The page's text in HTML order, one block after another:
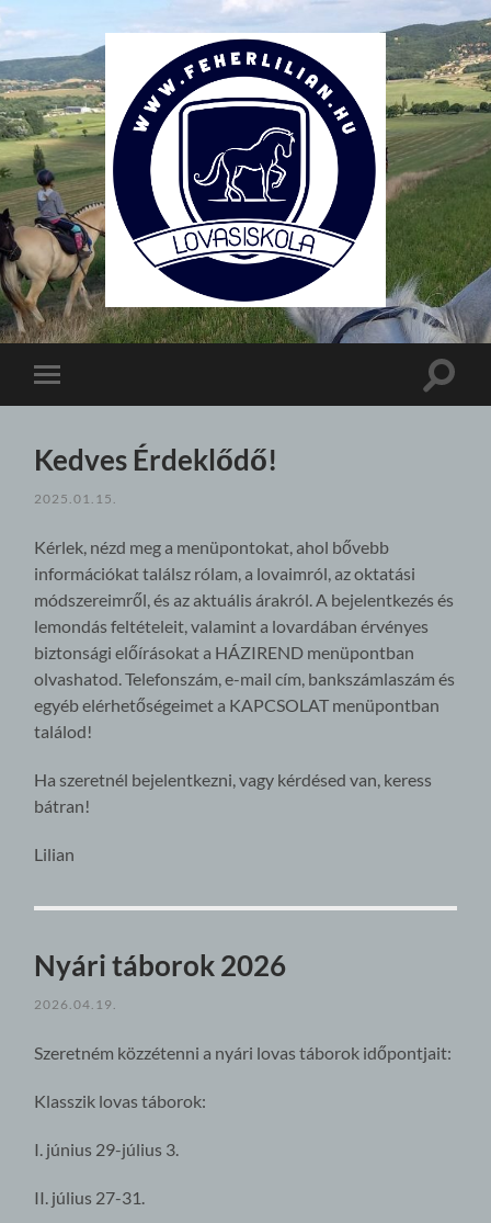
Lovasiskola
Toggle
mobile
Toggle
Kedves Érdeklődő!
2025.01.15.
Kérlek, nézd meg a menüpontokat, ahol bővebb
információkat találsz rólam, a lovaimról, az oktatási
módszereimről, és az aktuális árakról. A bejelentkezés és
lemondás feltételeit, valamint a lovardában érvényes
biztonsági előírásokat a HÁZIREND menüpontban
olvashatod. Telefonszám, e-mail cím, bankszámlaszám és
egyéb elérhetőségeimet a KAPCSOLAT menüpontban
találod!
Ha szeretnél bejelentkezni, vagy kérdésed van, keress
bátran!
Lilian
Nyári táborok 2026
2026.04.19.
Szeretném közzétenni a nyári lovas táborok időpontjait:
Klasszik lovas táborok:
I. június 29-július 3.
II. július 27-31.